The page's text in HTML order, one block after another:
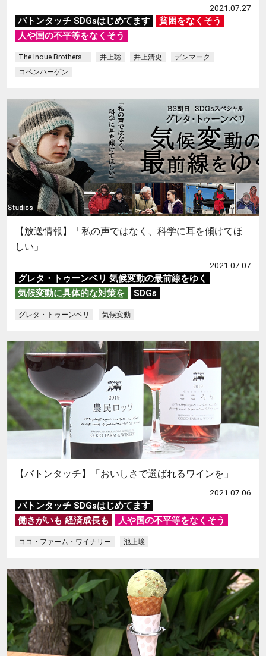
2021.07.27
バトンタッチ SDGsはじめてます
貧困をなくそう
人や国の不平等をなくそう
The Inoue Brothers... 井上聡 井上清史
デンマーク
コペンハーゲン
【放送情報】「私の声ではなく、科学に耳を傾けてほ
しい」
2021.07.07
グレタ・トゥーンベリ 気候変動の最前線をゆく
気候変動に具体的な対策を
SDGs
グレタ・トゥーンベリ 気候変動
【バトンタッチ】「おいしさで選ばれるワインを」
2021.07.06
バトンタッチ SDGsはじめてます
働きがいも 経済成長も
人や国の不平等をなくそう
ココ・ファーム・ワイナリー 池上峻